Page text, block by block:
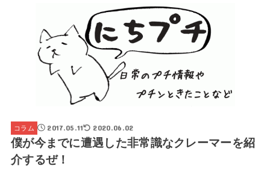
コラム 2017.05.11 2020.06.02
僕が今までに遭遇した非常識なクレーマーを紹
介するぜ！